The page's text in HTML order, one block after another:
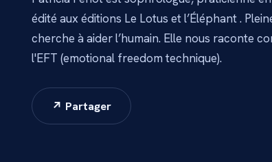
édité aux éditions Le Lotus et l’Éléphant .
cherche à aider l’humain. Elle nous raconte
l'EFT (emotional freedom technique).
↗ Partager